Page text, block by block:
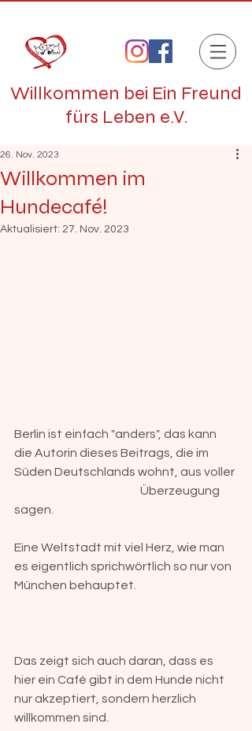
Willkommen bei Ein Freund
fürs Leben e.V.
Willkommen im
Hundecafé!
26. Nov. 2023
Aktualisiert: 27. Nov. 2023
Berlin ist einfach "anders", das kann
die Autorin dieses Beitrags, die im
Süden Deutschlands wohnt, aus voller
sagen.
Eine Weltstadt mit viel Herz, wie man
es eigentlich sprichwörtlich so nur von
München behauptet.
Das zeigt sich auch daran, dass es
hier ein Café gibt in dem Hunde nicht
nur akzeptiert, sondern herzlich
willkommen sind.